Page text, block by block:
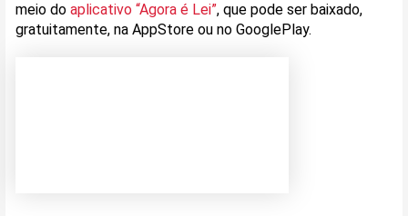
meio do aplicativo “Agora é Lei”, que pode ser baixado,
gratuitamente, na AppStore ou no GooglePlay.